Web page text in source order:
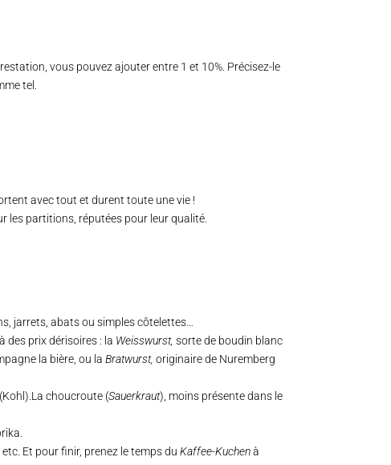
vous pouvez ajouter entre 1 et 10%. Précisez-le
tel.
avec tout et durent toute une vie !
les partitions, réputées pour leur qualité.
jarrets, abats ou simples côtelettes…
des prix dérisoires : la Weisswurst, sorte de boudin blanc
la bière, ou laBratwurst, originaire de Nuremberg
choucroute (Sauerkraut), moins présente dans le
Et pour finir, prenez le temps duKaffee-Kuchenà